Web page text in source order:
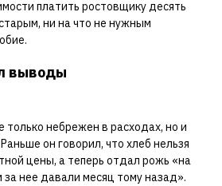
платить ростовщику десять
ни на что не нужным
выводы
только небрежен в расходах, но и
он говорил, что хлеб нельзя
цены, а теперь отдал рожь «на
нее давали месяц тому назад».